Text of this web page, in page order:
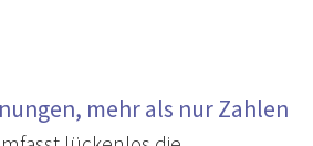
mehr als nur Zahlen